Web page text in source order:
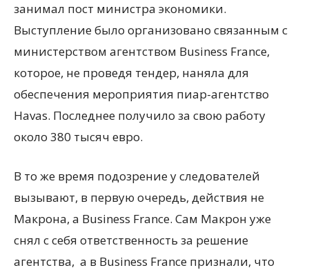
занимал пост министра экономики.
Выступление было организовано связанным с
министерством агентством Business France,
которое, не проведя тендер, наняла для
обеспечения мероприятия пиар-агентство
Havas. Последнее получило за свою работу
около 380 тысяч евро.
В то же время подозрение у следователей
вызывают, в первую очередь, действия не
Макрона, а Business France. Сам Макрон уже
снял с себя ответственность за решение
агентства, а в Business France признали, что